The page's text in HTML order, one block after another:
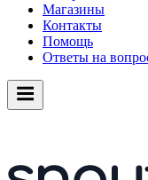
Магазины
Контакты
Помощь
Ответы на